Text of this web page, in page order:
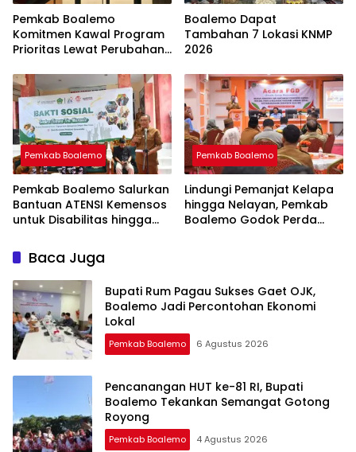
Pemkab Boalemo
Komitmen Kawal Program
Prioritas Lewat Perubahan
Boalemo Dapat
Tambahan 7 Lokasi KNMP
2026
Pemkab Boalemo
Pemkab Boalemo Salurkan
Bantuan ATENSI Kemensos
untuk Disabilitas hingga
Pemkab Boalemo
Lindungi Pemanjat Kelapa
hingga Nelayan, Pemkab
Boalemo Godok Perda
Baca Juga
Bupati Rum Pagau Sukses Gaet OJK,
Boalemo Jadi Percontohan Ekonomi
Lokal
Pemkab Boalemo 6 Agustus 2026
Pencanangan HUT ke-81 RI, Bupati
Boalemo Tekankan Semangat Gotong
Royong
Pemkab Boalemo 4 Agustus 2026